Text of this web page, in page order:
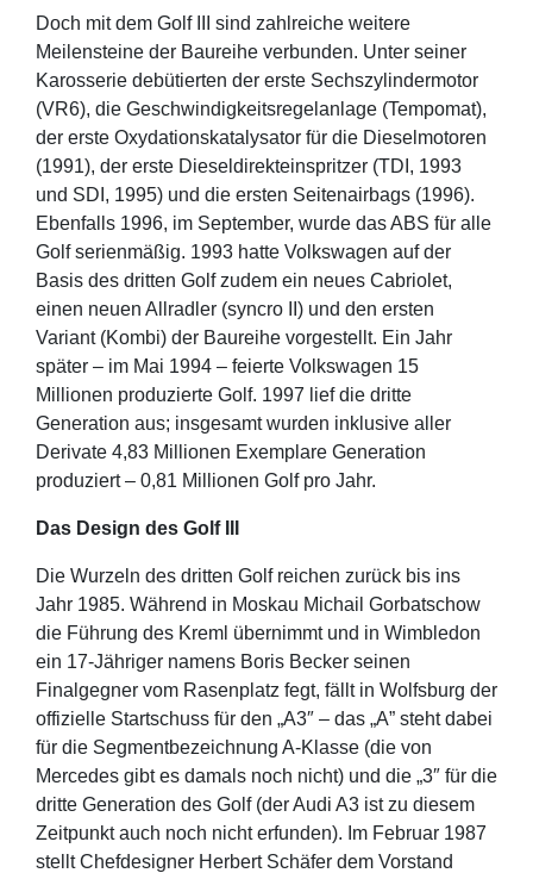
Doch mit dem Golf III sind zahlreiche weitere
Meilensteine der Baureihe verbunden. Unter seiner
Karosserie debütierten der erste Sechszylindermotor
(VR6), die Geschwindigkeitsregelanlage (Tempomat),
der erste Oxydationskatalysator für die Dieselmotoren
(1991), der erste Dieseldirekteinspritzer (TDI, 1993
und SDI, 1995) und die ersten Seitenairbags (1996).
Ebenfalls 1996, im September, wurde das ABS für alle
Golf serienmäßig. 1993 hatte Volkswagen auf der
Basis des dritten Golf zudem ein neues Cabriolet,
einen neuen Allradler (syncro II) und den ersten
Variant (Kombi) der Baureihe vorgestellt. Ein Jahr
später – im Mai 1994 – feierte Volkswagen 15
Millionen produzierte Golf. 1997 lief die dritte
Generation aus; insgesamt wurden inklusive aller
Derivate 4,83 Millionen Exemplare Generation
produziert – 0,81 Millionen Golf pro Jahr.
Das Design des Golf III
Die Wurzeln des dritten Golf reichen zurück bis ins
Jahr 1985. Während in Moskau Michail Gorbatschow
die Führung des Kreml übernimmt und in Wimbledon
ein 17-Jähriger namens Boris Becker seinen
Finalgegner vom Rasenplatz fegt, fällt in Wolfsburg der
offizielle Startschuss für den „A3″ – das „A” steht dabei
für die Segmentbezeichnung A-Klasse (die von
Mercedes gibt es damals noch nicht) und die „3″ für die
dritte Generation des Golf (der Audi A3 ist zu diesem
Zeitpunkt auch noch nicht erfunden). Im Februar 1987
stellt Chefdesigner Herbert Schäfer dem Vorstand